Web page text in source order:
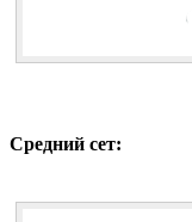
Средний сет: